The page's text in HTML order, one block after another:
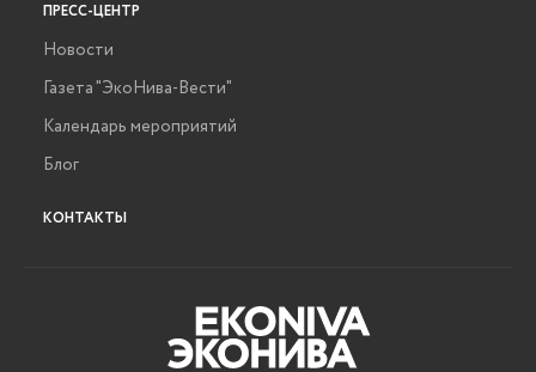
ПРЕСС-ЦЕНТР
Новости
Газета "ЭкоНива-Вести"
Календарь мероприятий
Блог
КОНТАКТЫ